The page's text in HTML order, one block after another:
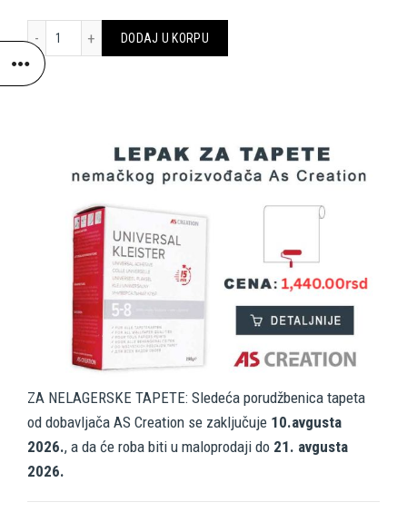
DODAJ U KORPU
ZA NELAGERSKE TAPETE: Sledeća porudžbenica tapeta
od dobavljača AS Creation se zaključuje 10.avgusta
2026., a da će roba biti u maloprodaji do 21. avgusta
2026.